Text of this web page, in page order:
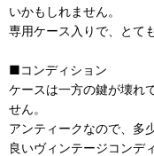
いかもしれません。
専用ケース入りで、とて
■コンディション
ケースは一方の鍵が壊れ
せん。
アンティークなので、多
良いヴィンテージコンデ